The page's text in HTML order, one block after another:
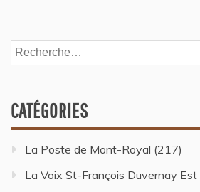
CATÉGORIES
La Poste de Mont-Royal (217)
La Voix St-François Duvernay Est